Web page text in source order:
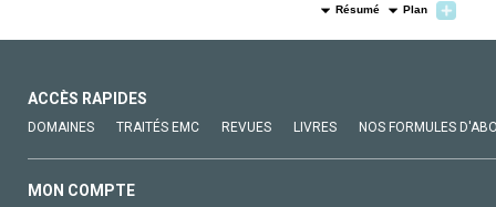
Résumé Plan
ACCÈS RAPIDES
DOMAINES TRAITÉS EMC REVUES LIVRES NOS FORMULES
MON COMPTE